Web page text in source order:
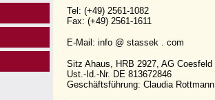
Tel: (+49) 2561-1082
Fax: (+49) 2561-1611
E-Mail: info @ stassek . com
Sitz Ahaus, HRB 2927, AG Coesfeld
Ust.-Id.-Nr. DE 813672846
Geschäftsführung: Claudia Rottmann